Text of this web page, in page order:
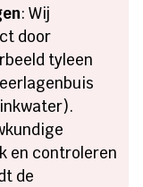
: Wij
door
tyleen
en controleren
de